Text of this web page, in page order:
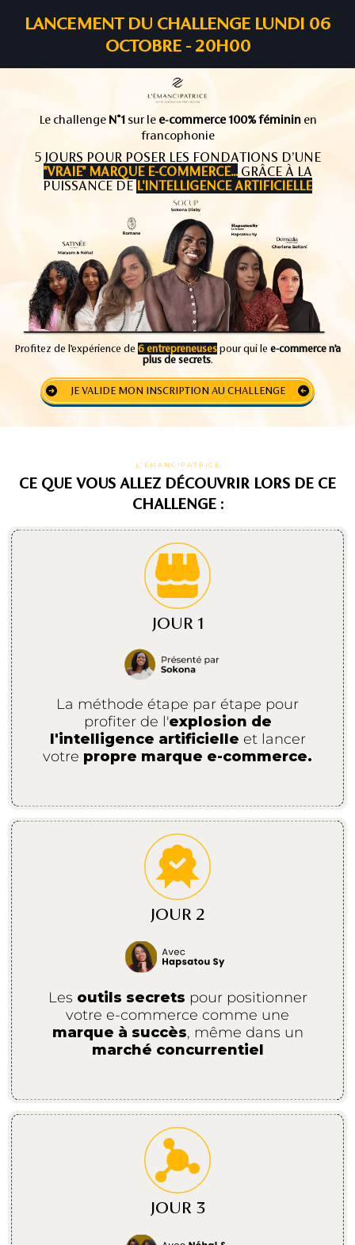
LANCEMENT DU CHALLENGE LUNDI 06
OCTOBRE - 20H00
Le challenge N°1sur le e-commerce 100% féminin en
francophonie
5 JOURS POUR POSER LES FONDATIONS D’UNE
"VRAIE" MARQUE E-COMMERCE...GRÂCE À LA
PUISSANCE DE L'INTELLIGENCE ARTIFICIELLE
Profitez de l’expérience de 6 entrepreneuses pour qui le e-commerce n’a
plus de secrets.
JE VALIDE MON INSCRIPTION AU CHALLENGE
L’ÉMANCIPATRICE
CE QUE VOUS ALLEZ DÉCOUVRIR LORS DE CE
CHALLENGE :
JOUR 1
La méthode étape par étape pour
profiter de l'explosion de
l'intelligence artificielle et lancer
votre propre marque e-commerce.
JOUR 2
Les outils secrets pour positionner
votre e-commerce comme une
marque à succès, même dans un
marché concurrentiel
JOUR 3